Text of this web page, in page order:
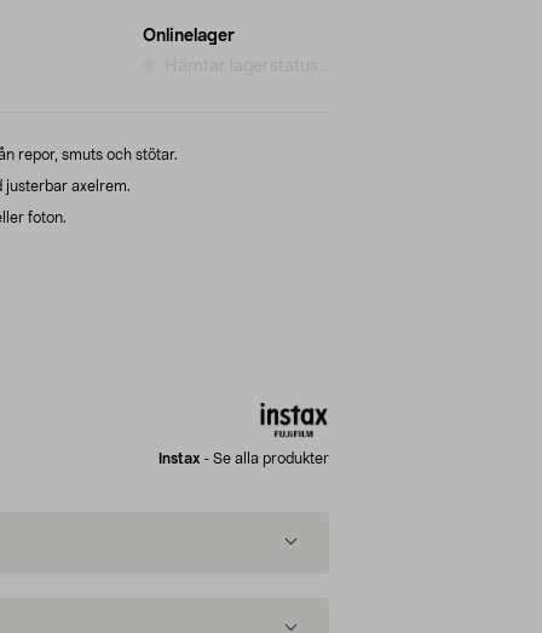
Onlinelager
repor, smuts och stötar.
justerbar axelrem.
foton.
Instax - Se alla produkter